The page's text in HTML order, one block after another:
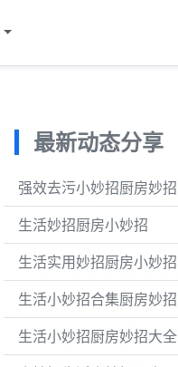
最新动态分享
强效去污小妙招厨房妙招
生活妙招厨房小妙招
生活实用妙招厨房小妙招
生活小妙招合集厨房妙招
生活小妙招厨房妙招大全